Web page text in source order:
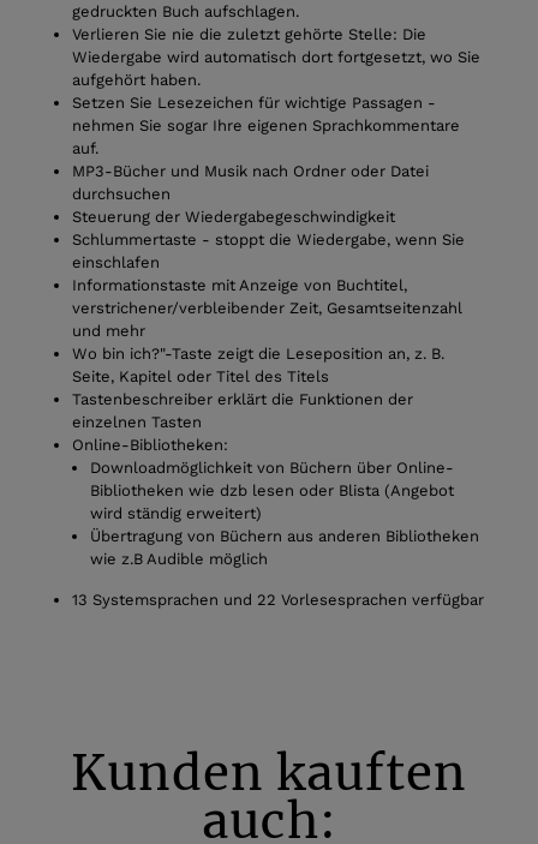
gedruckten Buch aufschlagen.
Verlieren Sie nie die zuletzt gehörte Stelle: Die
Wiedergabe wird automatisch dort fortgesetzt, wo Sie
aufgehört haben.
Setzen Sie Lesezeichen für wichtige Passagen -
nehmen Sie sogar Ihre eigenen Sprachkommentare
auf.
MP3-Bücher und Musik nach Ordner oder Datei
durchsuchen
Steuerung der Wiedergabegeschwindigkeit
Schlummertaste - stoppt die Wiedergabe, wenn Sie
einschlafen
Informationstaste mit Anzeige von Buchtitel,
verstrichener/verbleibender Zeit, Gesamtseitenzahl
und mehr
Wo bin ich?"-Taste zeigt die Leseposition an, z. B.
Seite, Kapitel oder Titel des Titels
Tastenbeschreiber erklärt die Funktionen der
einzelnen Tasten
Online-Bibliotheken:
Downloadmöglichkeit von Büchern über Online-
Bibliotheken wie dzb lesen oder Blista (Angebot
wird ständig erweitert)
Übertragung von Büchern aus anderen Bibliotheken
wie z.B Audible möglich
13 Systemsprachen und 22 Vorlesesprachen verfügbar
Kunden kauften
auch: